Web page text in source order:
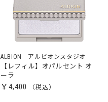
ALBION アルビオンスタジオ
【レフィル】オパルセント オ
ーラ
￥4,400